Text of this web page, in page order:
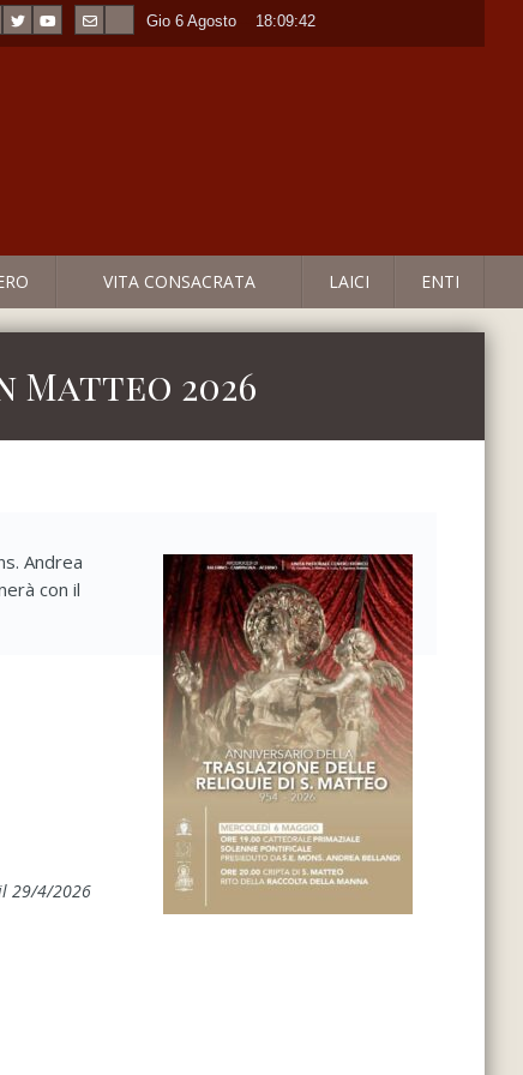
Gio 6 Agosto 18:09:42
VITA CONSACRATA LAICI ENTI
2026
Andrea
con il
29/4/2026